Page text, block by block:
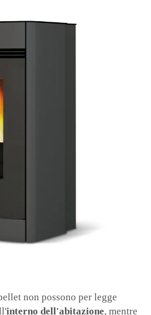
non possono per legge
interno dell'abitazione, mentre